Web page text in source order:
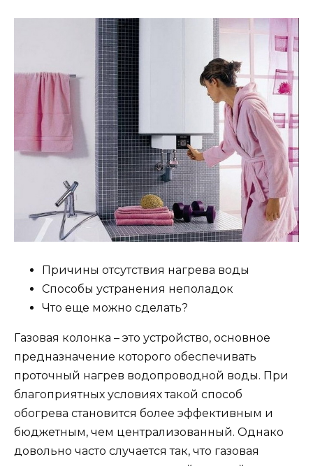
Причины отсутствия нагрева воды
Способы устранения неполадок
Что еще можно сделать?
Газовая колонка – это устройство, основное
предназначение которого обеспечивать
проточный нагрев водопроводной воды. При
благоприятных условиях такой способ
обогрева становится более эффективным и
бюджетным, чем централизованный. Однако
довольно часто случается так, что газовая